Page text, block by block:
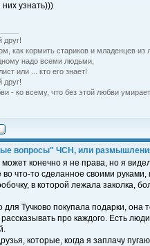
них узнать)))
друг!
как кормить стариков и младенцев из
надо всеми людьми,
или ... кто его знает!
друг!
- ко всему, что без этой любви
вопросы" ЧСН, или
конечно я не права, но я
во что-то сделанное своими
в которой лежала заколка,
для Тучково покупала подарки,
про каждого. Есть
которые, когда я заплачу